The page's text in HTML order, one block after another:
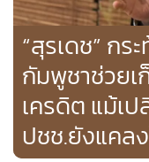
และมีนายทหารระดับ
ตามชายแดน ทำให้เร
เวลานี้ที่ต้อง “เอาคื
อย่างจริงจังเสียที
อีกทั้งยังมีข้อเสนอให้มี
“สุรเดช” กร
กัมพูชาช่วยเ
เครดิต แม้เ
ปชช.ยังแคล